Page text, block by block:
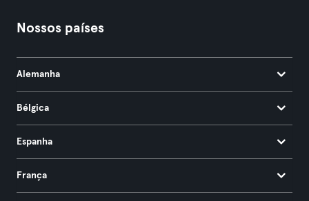
Nossos países
Alemanha
Bélgica
Espanha
França